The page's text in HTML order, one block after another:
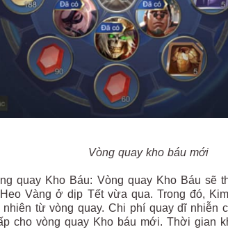
Vòng quay kho báu mới
quay Kho Báu: Vòng quay Kho Báu sẽ
Vàng ở dịp Tết vừa qua. Trong đó,
từ vòng quay. Chi phí quay dĩ nhiễn
cho vòng quay Kho báu mới. Thời gian